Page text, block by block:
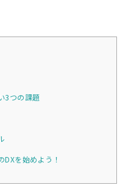
3つの課題
を始めよう！